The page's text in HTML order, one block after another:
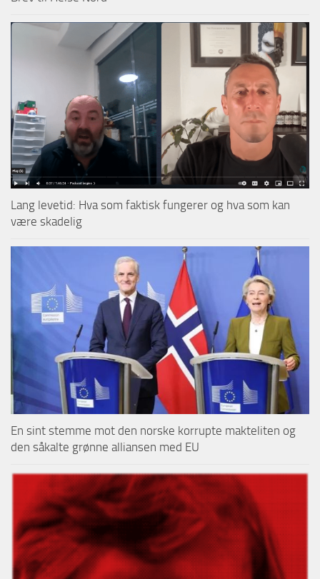
Lang levetid: Hva som faktisk fungerer og hva som kan
være skadelig
En sint stemme mot den norske korrupte makteliten og
den såkalte grønne alliansen med EU